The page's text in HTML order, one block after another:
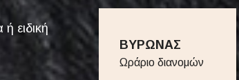
ειδική
ΒΥΡΩΝΑΣ
Ωράριο διανομών